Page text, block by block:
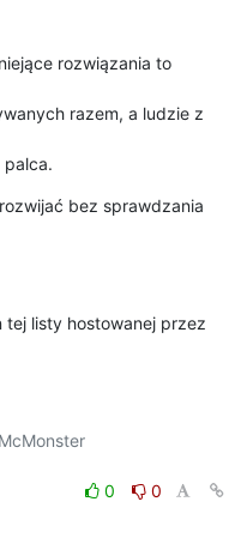
rozwiązania to
razem, a ludzie z
palca.
bez sprawdzania
listy hostowanej przez
0
0